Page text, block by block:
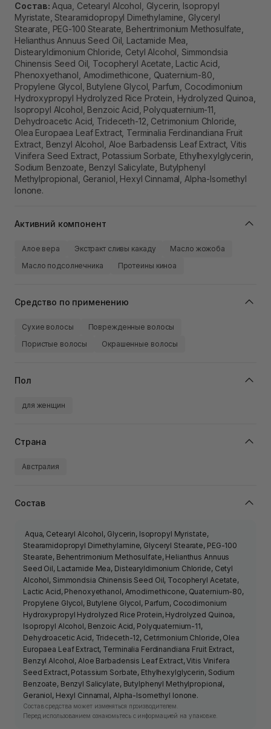
Состав: Aqua, Cetearyl Alcohol, Glycerin, Isopropyl
Myristate, Stearamidopropyl Dimethylamine, Glyceryl
Stearate, PEG-100 Stearate, Behentrimonium Methosulfate,
Helianthus Annuus Seed Oil, Lactamide Mea,
Distearyldimonium Chloride, Cetyl Alcohol, Simmondsia
Chinensis Seed Oil, Tocopheryl Acetate, Lactic Acid,
Phenoxyethanol, Amodimethicone, Quaternium-80,
Propylene Glycol, Butylene Glycol, Parfum, Cocodimonium
Hydroxypropyl Hydrolyzed Rice Protein, Hydrolyzed Quinoa,
Isopropyl Alcohol, Benzoic Acid, Polyquaternium-11,
Dehydroacetic Acid, Trideceth-12, Cetrimonium Chloride,
Olea Europaea Leaf Extract, Terminalia Ferdinandiana Fruit
Extract, Benzyl Alcohol, Aloe Barbadensis Leaf Extract, Vitis
Vinifera Seed Extract, Potassium Sorbate, Ethylhexylglycerin,
Sodium Benzoate, Benzyl Salicylate, Butylphenyl
Methylpropional, Geraniol, Hexyl Cinnamal, Alpha-Isomethyl
Ionone.
Активний компонент
Алое вера Экстракт сливы какаду
Масло жожоба
Масло подсолнечника
Протеины киноа
Средство по применению
Сухие волосы
Поврежденные волосы
Пористые волосы
Окрашенные волосы
Пол
для женщин
Страна
Австралия
Состав
Aqua, Cetearyl Alcohol, Glycerin, Isopropyl Myristate,
Stearamidopropyl Dimethylamine, Glyceryl Stearate, PEG-100
Stearate, Behentrimonium Methosulfate, Helianthus Annuus
Seed Oil, Lactamide Mea, Distearyldimonium Chloride, Cetyl
Alcohol, Simmondsia Chinensis Seed Oil, Tocopheryl Acetate,
Lactic Acid, Phenoxyethanol, Amodimethicone, Quaternium-80,
Propylene Glycol, Butylene Glycol, Parfum, Cocodimonium
Hydroxypropyl Hydrolyzed Rice Protein, Hydrolyzed Quinoa,
Isopropyl Alcohol, Benzoic Acid, Polyquaternium-11,
Dehydroacetic Acid, Trideceth-12, Cetrimonium Chloride, Olea
Europaea Leaf Extract, Terminalia Ferdinandiana Fruit Extract,
Benzyl Alcohol, Aloe Barbadensis Leaf Extract, Vitis Vinifera
Seed Extract, Potassium Sorbate, Ethylhexylglycerin, Sodium
Benzoate, Benzyl Salicylate, Butylphenyl Methylpropional,
Geraniol, Hexyl Cinnamal, Alpha-Isomethyl Ionone.
Состав средства может изменяться производителем.
Перед использованием ознакомьтесь с информацией на упаковке.